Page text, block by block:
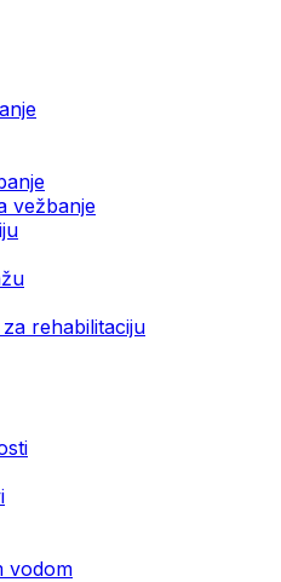
vežbanje
rehabilitaciju
vodom